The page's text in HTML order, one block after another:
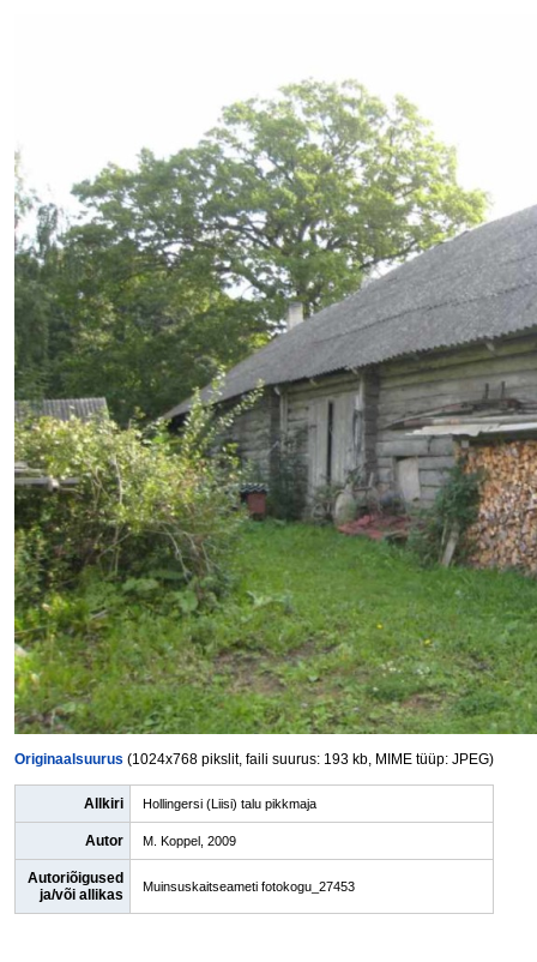
Originaalsuurus (1024x768 pikslit, faili suurus: 193 kb, MIME tüüp: JPEG)
Allkiri Hollingersi (Liisi) talu pikkmaja
Autor M. Koppel, 2009
Autoriõigused
ja/või allikas
Muinsuskaitseameti fotokogu_27453